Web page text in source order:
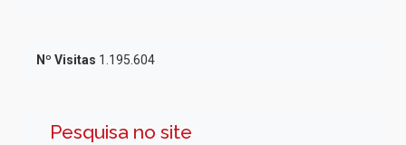
Nº Visitas 1.195.604
Pesquisa no site